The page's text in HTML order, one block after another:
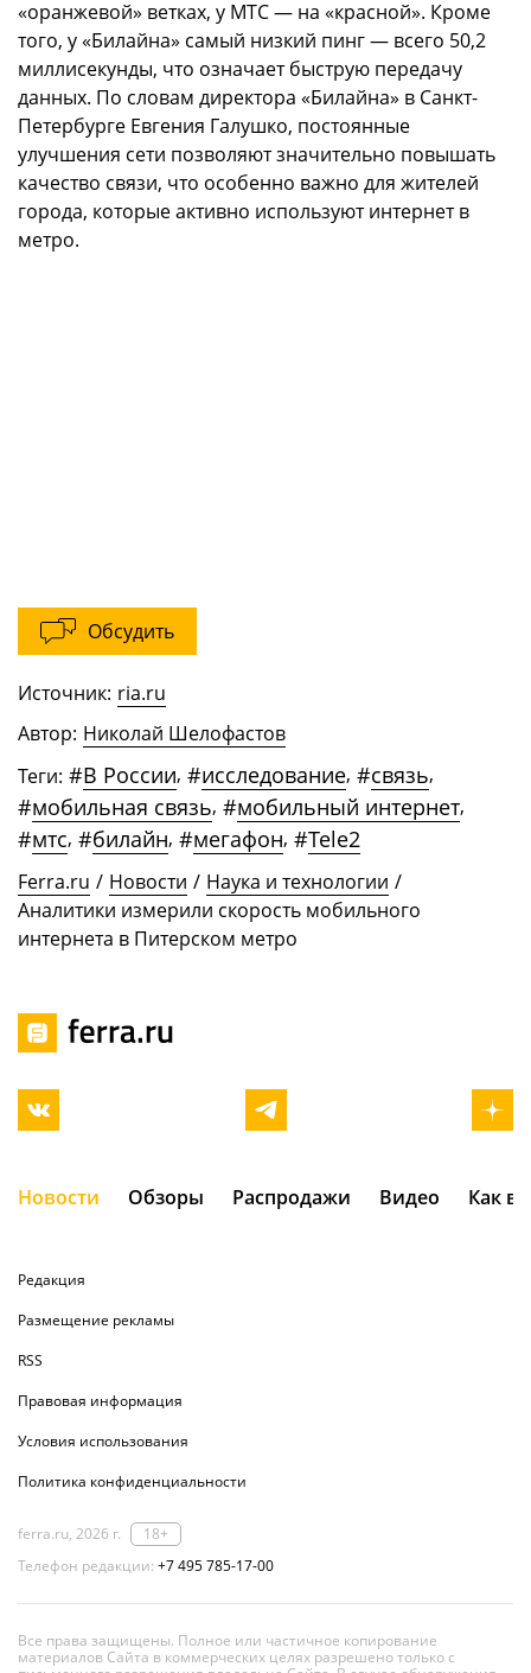
«оранжевой» ветках, у МТС — на «красной». Кроме
того, у «Билайна» самый низкий пинг — всего 50,2
миллисекунды, что означает быструю передачу
данных. По словам директора «Билайна» в Санкт-
Петербурге Евгения Галушко, постоянные
улучшения сети позволяют значительно повышать
качество связи, что особенно важно для жителей
города, которые активно используют интернет в
метро.
Обсудить
Источник: ria.ru
Автор: Николай Шелофастов
Теги: #В России, #исследование, #связь,
#мобильная связь, #мобильный интернет,
#мтс, #билайн, #мегафон, #Tele2
Ferra.ru / Новости / Наука и технологии /
Аналитики измерили скорость мобильного
интернета в Питерском метро
Новости Обзоры Распродажи Видео Как
Редакция
Размещение рекламы
RSS
Правовая информация
Условия использования
Политика конфиденциальности
ferra.ru, 2026 г.
18+
Телефон редакции: +7 495 785-17-00
Все права защищены. Полное или частичное копирование
материалов Сайта в коммерческих целях разрешено только с